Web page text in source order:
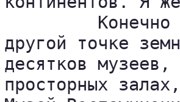
Конечно
другой точке
десятков
просторных